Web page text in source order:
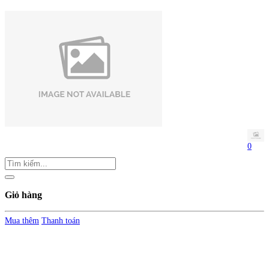
0
Giỏ hàng
Mua thêm Thanh toán